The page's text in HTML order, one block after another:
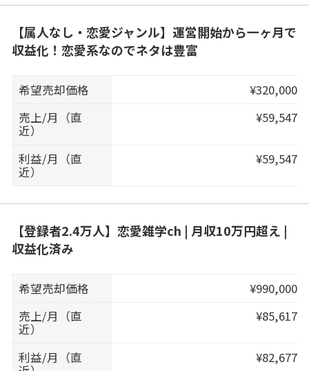
【属人なし・恋愛ジャンル】運営開始から一ヶ月で
収益化！恋愛系なのでネタは豊富
希望売却価格
¥320,000
売上/月（直
近）
¥59,547
利益/月（直
近）
¥59,547
【登録者2.4万人】恋愛雑学ch | 月収10万円超え |
収益化済み
希望売却価格
¥990,000
売上/月（直
近）
¥85,617
利益/月（直 ¥82,677